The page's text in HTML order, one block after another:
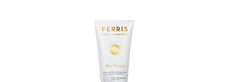
Подробнее
В корзину